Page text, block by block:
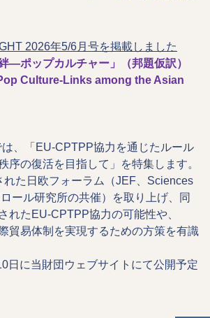
2026年5/6月号を掲載しました
―ポップカルチャー」（邦題仮訳）
Culture-Links among the Asian
、「EU-CPTPP協力を通じたルール
序の復活を目指して」を特集します。
れた日欧フォーラム（JEF、Sciences
ール研究所の共催）を取り上げ、同
れたEU-CPTPP協力の可能性や、
貿易体制を実現するための方策を有識
日に当財団ウェブサイトにて公開予定